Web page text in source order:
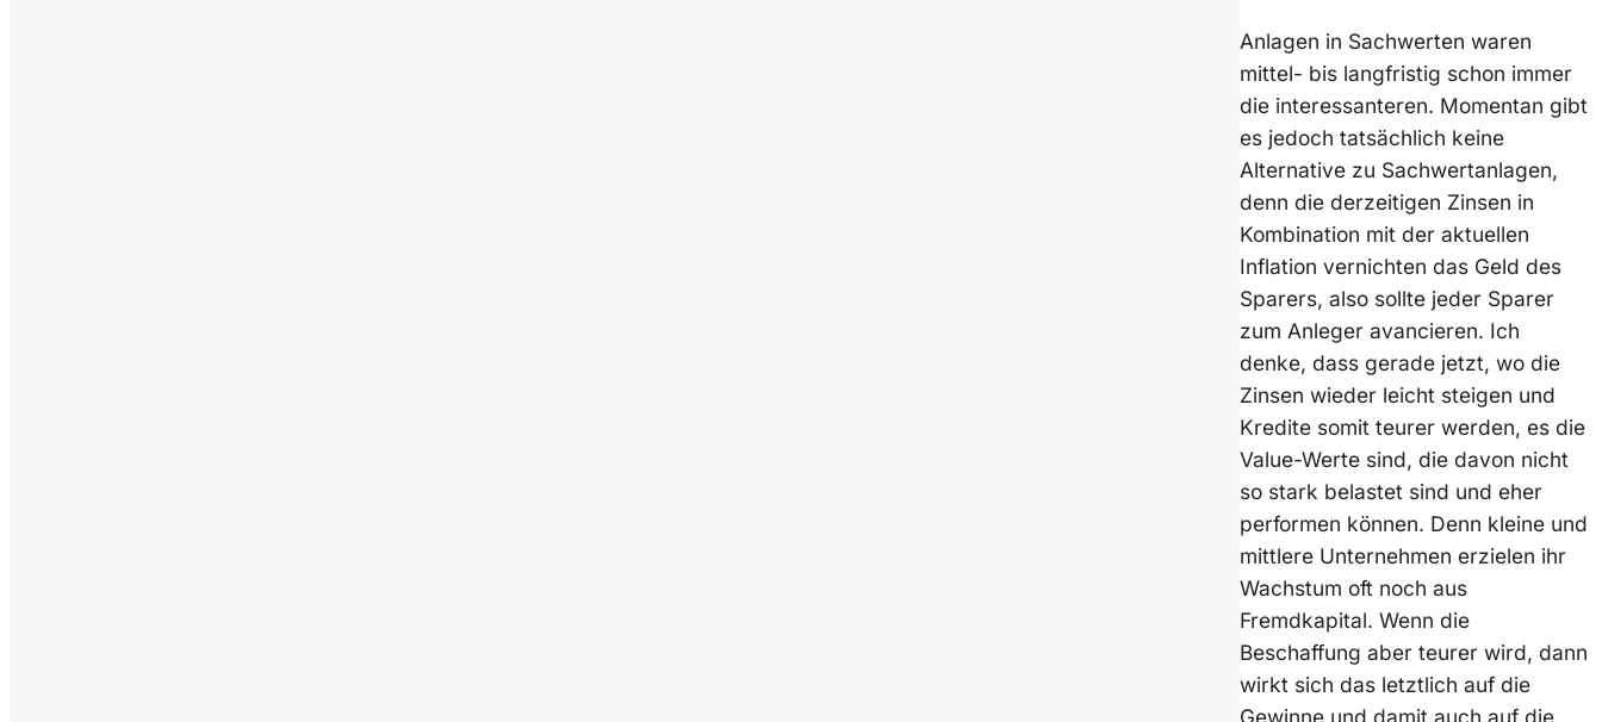
Anlagen in Sachwerten waren
mittel- bis langfristig schon immer
die interessanteren. Momentan gibt
es jedoch tatsächlich keine
Alternative zu Sachwertanlagen,
denn die derzeitigen Zinsen in
Kombination mit der aktuellen
Inflation vernichten das Geld des
Sparers, also sollte jeder Sparer
zum Anleger avancieren. Ich
denke, dass gerade jetzt, wo die
Zinsen wieder leicht steigen und
Kredite somit teurer werden, es die
Value-Werte sind, die davon nicht
so stark belastet sind und eher
performen können. Denn kleine und
mittlere Unternehmen erzielen ihr
Wachstum oft noch aus
Fremdkapital. Wenn die
Beschaffung aber teurer wird, dann
wirkt sich das letztlich auf die
Gewinne und damit auch auf die